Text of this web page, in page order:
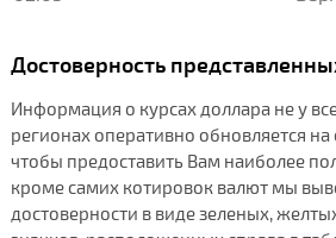
Достоверность
Информация о курсах доллара не у
регионах оперативно обновляется на
чтобы предоставить Вам наиболее
кроме самих котировок валют мы
достоверности в виде зеленых,